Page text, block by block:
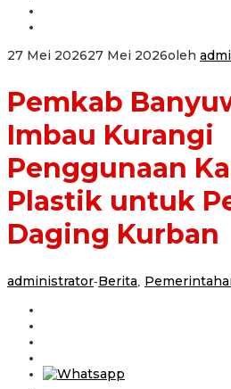
27 Mei 202627 Mei 2026oleh
Pemkab
Imbau Kurangi
Penggunaan
Plastik untuk
Daging Kurban
administrator-Berita